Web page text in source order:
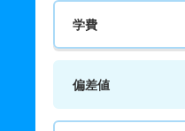
学費
偏差値